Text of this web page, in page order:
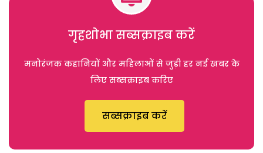
गृहशोभा सब्सक्राइब करें
मनोरंजक कहानियों और महिलाओं से जुड़ी हर नई खबर के
लिए सब्सक्राइब करिए
सब्सक्राइब करें